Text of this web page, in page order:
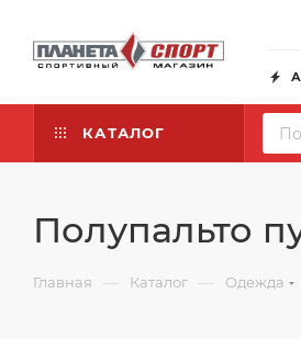
КАТАЛОГ
Полупальто
Главная — Каталог — Одежда